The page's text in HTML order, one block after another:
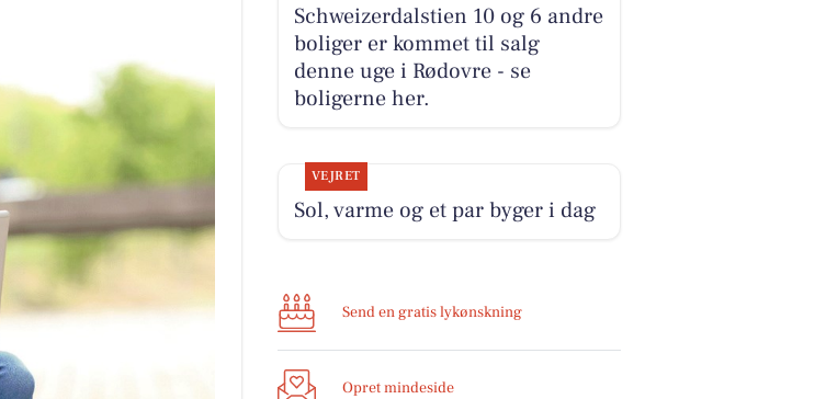
Schweizerdalstien 10 og 6 andre
boliger er kommet til salg
denne uge i Rødovre - se
boligerne her.
VEJRET
Sol, varme og et par byger i dag
Send en gratis lykønskning
Opret mindeside